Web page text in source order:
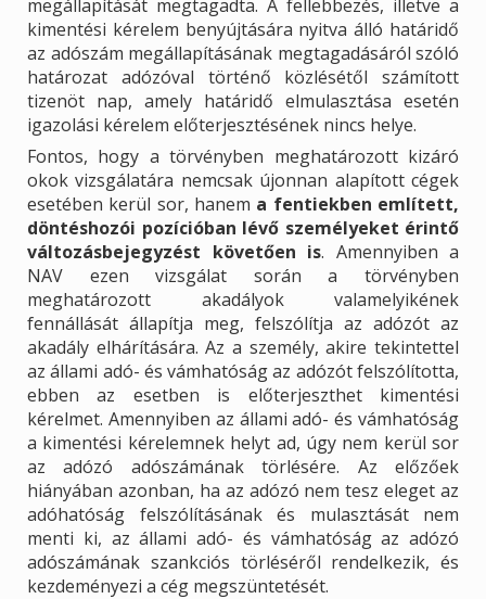
megállapítását megtagadta. A fellebbezés, illetve a
kimentési kérelem benyújtására nyitva álló határidő
az adószám megállapításának megtagadásáról szóló
határozat adózóval történő közlésétől számított
tizenöt nap, amely határidő elmulasztása esetén
igazolási kérelem előterjesztésének nincs helye.
Fontos, hogy a törvényben meghatározott kizáró
okok vizsgálatára nemcsak újonnan alapított cégek
esetében kerül sor, hanem a fentiekben említett,
döntéshozói pozícióban lévő személyeket érintő
változásbejegyzést követően is. Amennyiben a
NAV ezen vizsgálat során a törvényben
meghatározott akadályok valamelyikének
fennállását állapítja meg, felszólítja az adózót az
akadály elhárítására. Az a személy, akire tekintettel
az állami adó- és vámhatóság az adózót felszólította,
ebben az esetben is előterjeszthet kimentési
kérelmet. Amennyiben az állami adó- és vámhatóság
a kimentési kérelemnek helyt ad, úgy nem kerül sor
az adózó adószámának törlésére. Az előzőek
hiányában azonban, ha az adózó nem tesz eleget az
adóhatóság felszólításának és mulasztását nem
menti ki, az állami adó- és vámhatóság az adózó
adószámának szankciós törléséről rendelkezik, és
kezdeményezi a cég megszüntetését.